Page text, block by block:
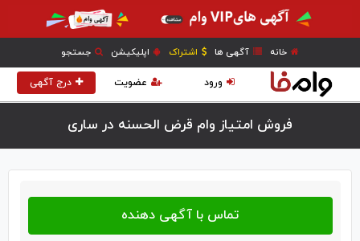
خانه آگهی ها اشتراک اپلیکیشن جستجو
درج آگهی عضویت ورود
فروش امتیاز وام قرض الحسنه در ساری